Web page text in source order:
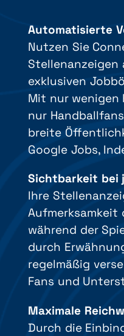
Automatisierte
Nutzen Sie
exklusiven
Mit nur wenigen
nur
breite
Google Jobs,
Sichtbarkeit bei
Ihre
Aufmerksamkeit
während der
durch
regelmäßig
Fans und
Maximale
Durch die